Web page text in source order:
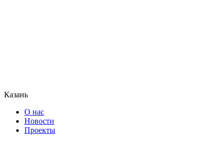
Казань
О нас
Новости
Проекты